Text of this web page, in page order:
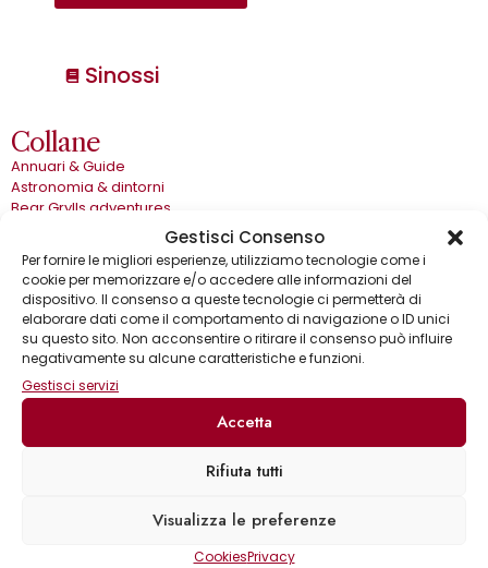
Gestisci Consenso
Per fornire le migliori esperienze, utilizziamo tecnologie come i
cookie per memorizzare e/o accedere alle informazioni del
dispositivo. Il consenso a queste tecnologie ci permetterà di
elaborare dati come il comportamento di navigazione o ID unici
su questo sito. Non acconsentire o ritirare il consenso può influire
negativamente su alcune caratteristiche e funzioni.
Gestisci servizi
Accetta
Rifiuta tutti
Visualizza le preferenze
CookiesPrivacy
Sinossi
Collane
Annuari & Guide
Astronomia & dintorni
Bear Grylls adventures
Biblioteca gastronomica
Cinema e miti
Crimen
Dialoghi
Dive&Divi
Dizionari Gremese
Effetto cinema
Eros e…